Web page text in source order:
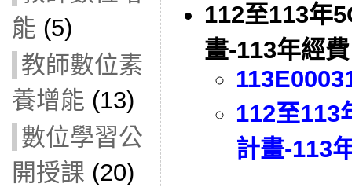
能 (5)
教師數位素
養增能 (13)
數位學習公
開授課 (20)
112至113年
畫-113年經
112⾄113
計畫-113